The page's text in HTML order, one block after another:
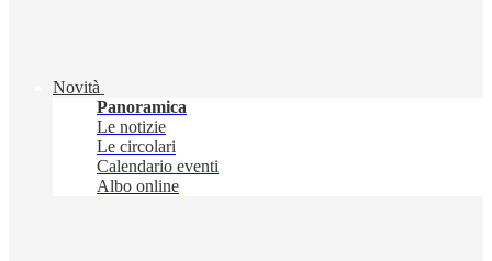
Novità
Panoramica
Le notizie
Le circolari
Calendario eventi
Albo online